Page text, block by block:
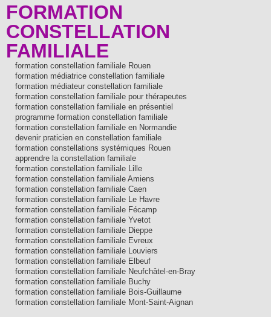
FORMATION
CONSTELLATION
FAMILIALE
formation constellation familiale Rouen
formation médiatrice constellation familiale
formation médiateur constellation familiale
formation constellation familiale pour thérapeutes
formation constellation familiale en présentiel
programme formation constellation familiale
formation constellation familiale en Normandie
devenir praticien en constellation familiale
formation constellations systémiques Rouen
apprendre la constellation familiale
formation constellation familiale Lille
formation constellation familiale Amiens
formation constellation familiale Caen
formation constellation familiale Le Havre
formation constellation familiale Fécamp
formation constellation familiale Yvetot
formation constellation familiale Dieppe
formation constellation familiale Evreux
formation constellation familiale Louviers
formation constellation familiale Elbeuf
formation constellation familiale Neufchâtel-en-Bray
formation constellation familiale Buchy
formation constellation familiale Bois-Guillaume
formation constellation familiale Mont-Saint-Aignan